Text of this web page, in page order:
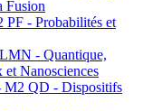
Fusion
- Probabilités et
- Quantique,
Nanosciences
QD - Dispositifs